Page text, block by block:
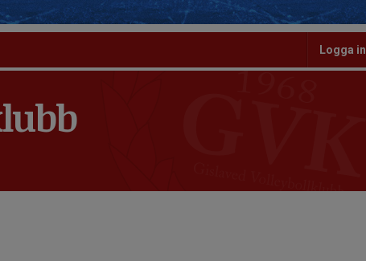
Logga in